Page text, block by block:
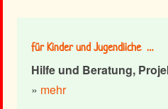
für Kinder und Jugendliche …
Hilfe und Beratung,
» mehr